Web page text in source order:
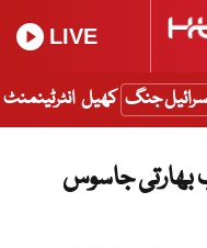
LIVE
جنگ کھیل انٹرٹینمنٹ
بھارتی جاسوس